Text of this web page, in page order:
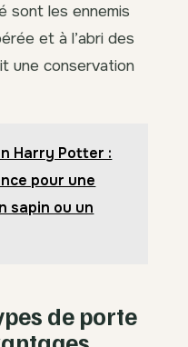
sont les ennemis
et à l’abri des
une conservation
Harry Potter :
pour une
sapin ou un
de porte